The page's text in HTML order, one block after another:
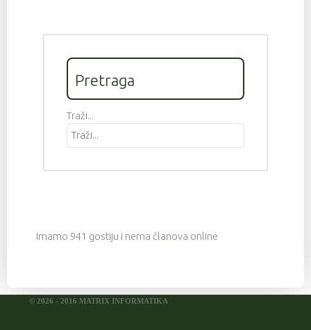
Pretraga
Traži...
Imamo 941 gostiju i nema članova online
© 2026 - 2016 MATRIX INFORMATIKA